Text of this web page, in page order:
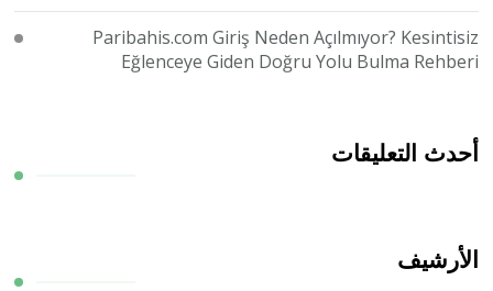
Paribahis.com Giriş Neden Açılmıyor? Kesintisiz
Eğlenceye Giden Doğru Yolu Bulma Rehberi
أحدث التعليقات
الأرشيف